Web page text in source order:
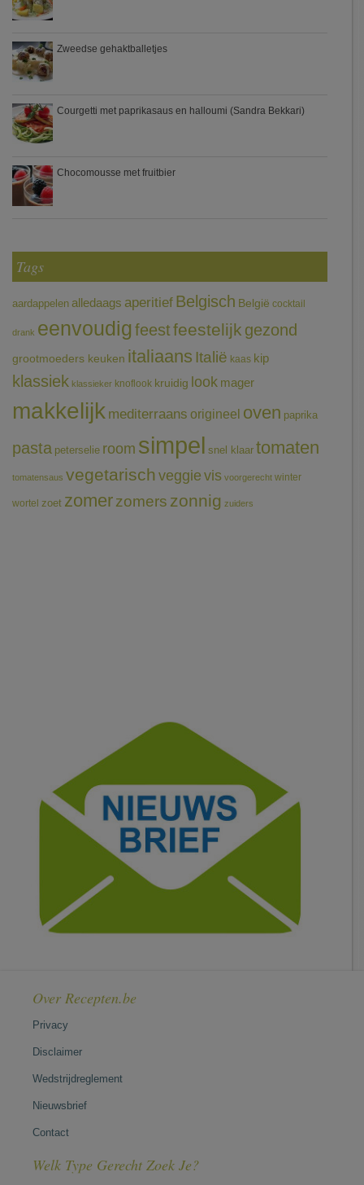
Zweedse gehaktballetjes
Courgetti met paprikasaus en halloumi (Sandra Bekkari)
Chocomousse met fruitbier
Tags
aardappelen alledaags aperitief Belgisch België cocktail
drank eenvoudigfeestfeestelijk gezond
grootmoeders keuken italiaans Italië kaas kip
klassiek klassieker knoflook kruidig look mager
makkelijk mediterraans origineel oven paprika
pasta peterselie room simpel snel klaar tomaten
tomatensaus vegetarischveggie vis voorgerecht winter
wortel zoet zomerzomers zonnig zuiders
Over Recepten.be
Privacy
Disclaimer
Wedstrijdreglement
Nieuwsbrief
Contact
Welk Type Gerecht Zoek Je?